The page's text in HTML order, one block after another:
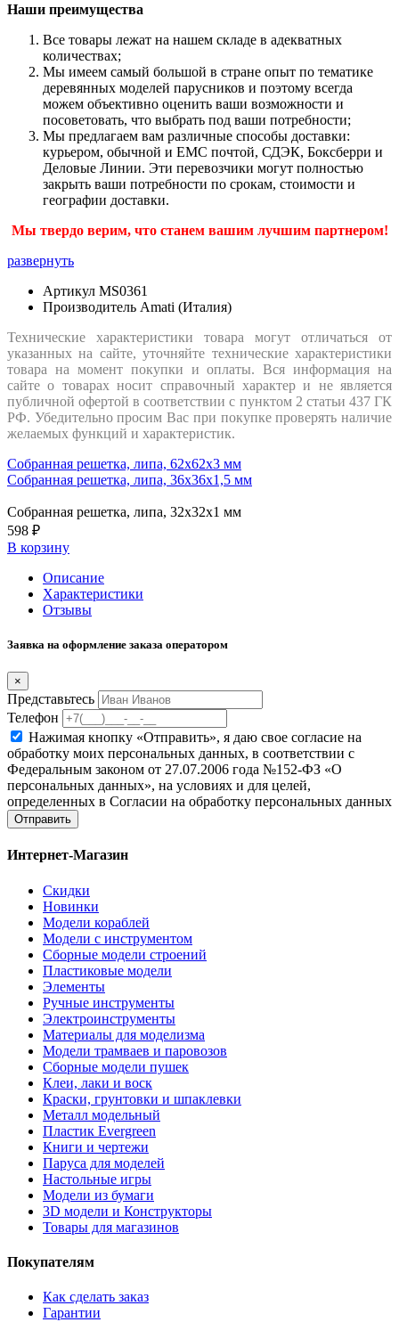
Наши преимущества
Все товары лежат на нашем складе в адекватных
количествах;
Мы имеем самый большой в стране опыт по тематике
деревянных моделей парусников и поэтому всегда
можем объективно оценить ваши возможности и
посоветовать, что выбрать под ваши потребности;
Мы предлагаем вам различные способы доставки:
курьером, обычной и ЕМС почтой, СДЭК, Боксберри и
Деловые Линии. Эти перевозчики могут полностью
закрыть ваши потребности по срокам, стоимости и
географии доставки.
Мы твердо верим, что станем вашим лучшим партнером!
развернуть
Артикул MS0361
Производитель Amati (Италия)
Технические характеристики товара могут отличаться от
указанных на сайте, уточняйте технические характеристики
товара на момент покупки и оплаты. Вся информация на
сайте о товарах носит справочный характер и не является
публичной офертой в соответствии с пунктом 2 статьи 437 ГК
РФ. Убедительно просим Вас при покупке проверять наличие
желаемых функций и характеристик.
Собранная решетка, липа, 62х62х3 мм
Собранная решетка, липа, 36х36х1,5 мм
Собранная решетка, липа, 32х32х1 мм
598 ₽
В корзину
Описание
Характеристики
Отзывы
Заявка на оформление заказа оператором
×
Представьтесь
Телефон
Нажимая кнопку «Отправить», я даю свое согласие на
обработку моих персональных данных, в соответствии с
Федеральным законом от 27.07.2006 года №152-ФЗ «О
персональных данных», на условиях и для целей,
определенных в Согласии на обработку персональных данных
Отправить
Интернет-Магазин
Скидки
Новинки
Модели кораблей
Модели с инструментом
Сборные модели строений
Пластиковые модели
Элементы
Ручные инструменты
Электроинструменты
Материалы для моделизма
Модели трамваев и паровозов
Сборные модели пушек
Клеи, лаки и воск
Краски, грунтовки и шпаклевки
Металл модельный
Пластик Evergreen
Книги и чертежи
Паруса для моделей
Настольные игры
Модели из бумаги
3D модели и Конструкторы
Товары для магазинов
Покупателям
Как сделать заказ
Гарантии